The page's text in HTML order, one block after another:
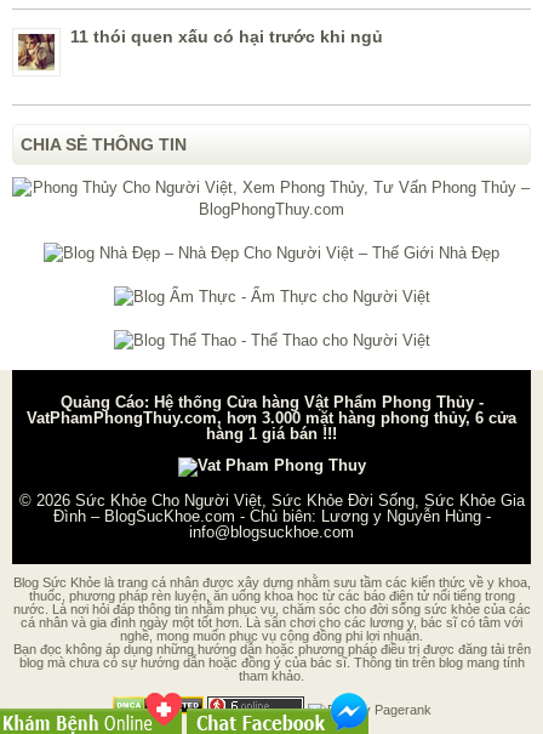
11 thói quen xấu có hại trước khi ngủ
CHIA SẺ THÔNG TIN
Quảng Cáo: Hệ thống Cửa hàng Vật Phẩm Phong Thủy -
VatPhamPhongThuy.com, hơn 3.000 mặt hàng phong thủy, 6 cửa
hàng 1 giá bán !!!
© 2026 Sức Khỏe Cho Người Việt, Sức Khỏe Đời Sống, Sức Khỏe Gia
Đình – BlogSucKhoe.com - Chủ biên: Lương y Nguyễn Hùng-
info@blogsuckhoe.com
Blog Sức Khỏe là trang cá nhân được xây dựng nhằm sưu tầm các kiến thức về y khoa,
thuốc, phương pháp rèn luyện, ăn uống khoa học từ các báo điện tử nổi tiếng trong
nước. Là nơi hỏi đáp thông tin nhằm phục vụ, chăm sóc cho đời sống sức khỏe của các
cá nhân và gia đình ngày một tốt hơn. Là sân chơi cho các lương y, bác sĩ có tâm với
nghề, mong muốn phục vụ cộng đồng phi lợi nhuận.
Bạn đọc không áp dụng những hướng dẫn hoặc phương pháp điều trị được đăng tải trên
blog mà chưa có sự hướng dẫn hoặc đồng ý của bác sĩ. Thông tin trên blog mang tính
tham khảo.